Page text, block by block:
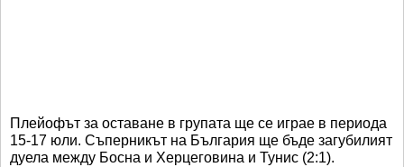
Плейофът за оставане в групата ще се играе в периода
15-17 юли. Съперникът на България ще бъде загубилият
дуела между Босна и Херцеговина и Тунис (2:1).